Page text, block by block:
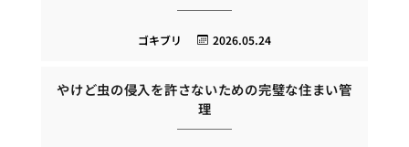
2026.05.24
ゴキブリ
やけど虫の侵入を許さないための完璧な住まい管
理